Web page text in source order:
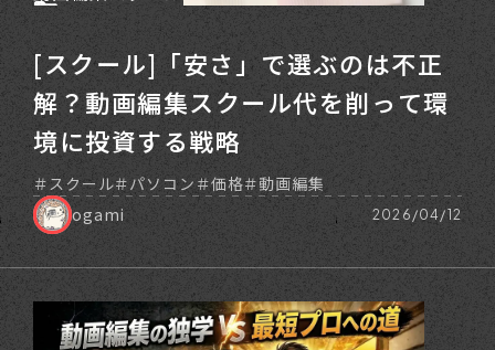
[スクール]「安さ」で選ぶのは不正
解？動画編集スクール代を削って環
境に投資する戦略
スクール パソコン 価格
動画編集
ogami
2026/04/12